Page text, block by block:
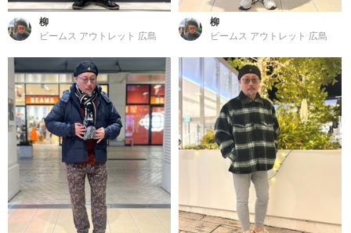
柳
ビームス アウトレット 広島
柳
ビームス アウトレット 広島